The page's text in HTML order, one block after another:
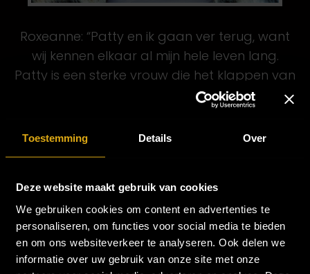
Toestemming Details Over
Deze website maakt gebruik van cookies
We gebruiken cookies om content en advertenties te
personaliseren, om functies voor social media te bieden
en om ons websiteverkeer te analyseren. Ook delen we
informatie over uw gebruik van onze site met onze
Roxeanne: “Patty en ik gaan ver terug, want
wij kennen elkaar al mijn hele leven lang.
Patty is een sterke vrouw die het klappen van
de zweep kent, ze is dan ook een grote
inspirator voor me. Bovendien weet ze als
geen ander hoe je een feest neerzet, en ik
vind het te gek dat ik daar mijn bijdrage aan
mooiste podia van Nederland. Ik voel me
vereerd dat ik hier onderdeel van mag zijn en
ga binnenkort samen met Patty
brainstormen over wat ik ga zingen op de
Panter Party!”